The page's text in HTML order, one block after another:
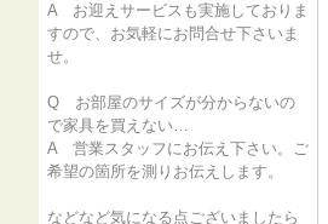
A お迎えサービスも実施しておりま
すので、お気軽にお問合せ下さいま
せ。
Q お部屋のサイズが分からないの
で家具を買えない…
A 営業スタッフにお伝え下さい。ご
希望の箇所を測りお伝えします。
などなど気になる点ございましたら